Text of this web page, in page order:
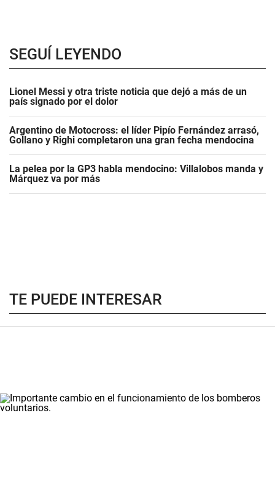
SEGUÍ LEYENDO
Lionel Messi y otra triste noticia que dejó a más de un
país signado por el dolor
Argentino de Motocross: el líder Pipío Fernández arrasó,
Gollano y Righi completaron una gran fecha mendocina
La pelea por la GP3 habla mendocino: Villalobos manda y
Márquez va por más
TE PUEDE INTERESAR